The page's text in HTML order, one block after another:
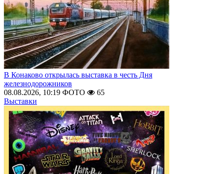
В Конаково открылась выставка в честь Дня
железнодорожников
08.08.2026, 10:19 ФОТО
65
Выставки